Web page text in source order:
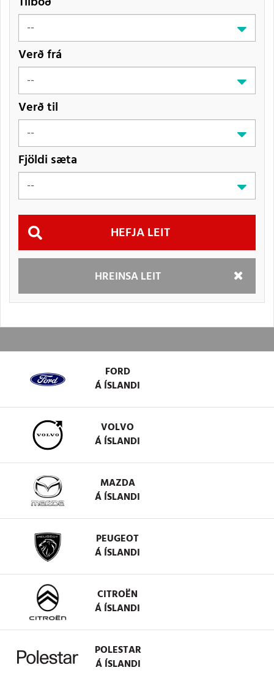
Verð frá
Verð til
Fjöldi sæta
HREINSA LEIT
Hefja
FORD
Á ÍSLANDI
VOLVO
Á ÍSLANDI
MAZDA
Á ÍSLANDI
PEUGEOT
Á ÍSLANDI
CITROËN
Á ÍSLANDI
POLESTAR
Á ÍSLANDI